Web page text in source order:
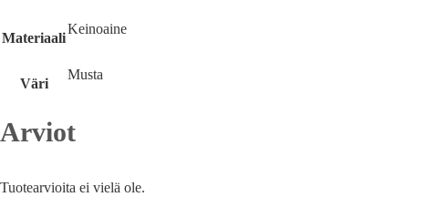
Materiaali
Keinoaine
Väri
Musta
Arviot
Tuotearvioita ei vielä ole.